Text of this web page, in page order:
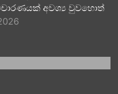
අවශ්‍ය වුවහොත්